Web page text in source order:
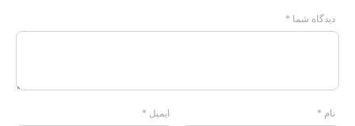
دیدگاه شما *
نام * ایمیل *